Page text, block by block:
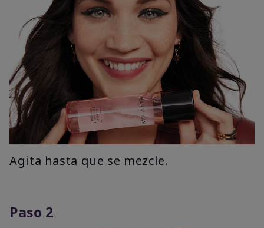
Agita hasta que se mezcle.
Paso 2